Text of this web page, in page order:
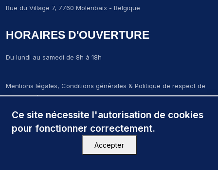
Rue du Village 7, 7760 Molenbaix - Belgique
HORAIRES D'OUVERTURE
Du lundi au samedi de 8h à 18h
Création par Wapix
Mentions légales, Conditions générales & Politique de respect de
la vie privée
Ce site nécessite l'autorisation de cookies
pour fonctionner correctement.
Accepter